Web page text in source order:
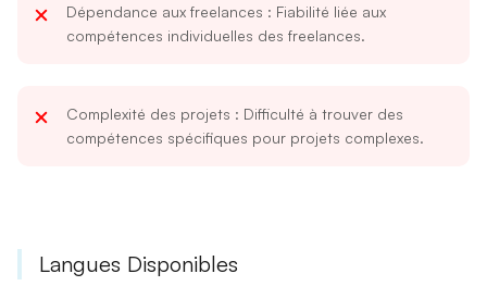
Dépendance aux freelances : Fiabilité liée aux
compétences individuelles des freelances.
Complexité des projets : Difficulté à trouver des
compétences spécifiques pour projets complexes.
Langues Disponibles